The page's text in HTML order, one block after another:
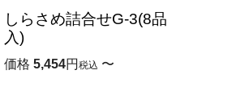
しらさめ詰合せG-3(8品
入)
価格 5,454 税込 〜